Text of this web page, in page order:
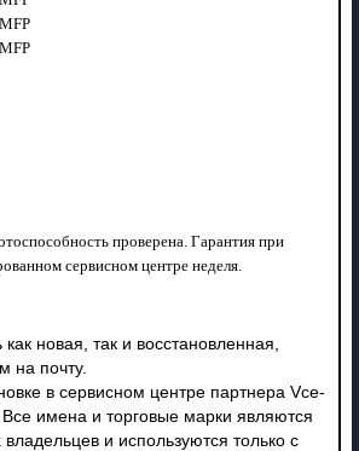
проверена. Гарантия при
сервисном центре неделя.
новая, так и восстановленная,
на почту.
в сервисном центре партнера Vce-
имена и торговые марки являются
и используются только с